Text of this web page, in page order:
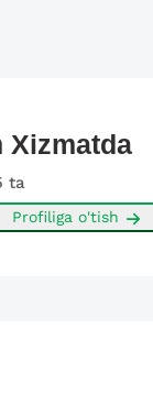
Xizmatda
ta
Profiliga o'tish